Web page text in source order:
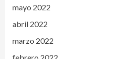
mayo 2022
abril 2022
marzo 2022
febrero 2022